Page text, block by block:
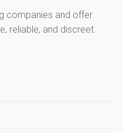
companies and offer
reliable, and discreet.